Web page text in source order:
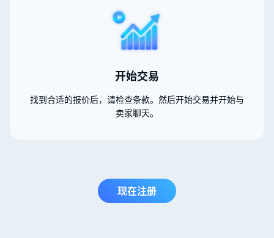
开始交易
找到合适的报价后，请检查条款。然后开始交易并开始与
卖家聊天。
现在注册